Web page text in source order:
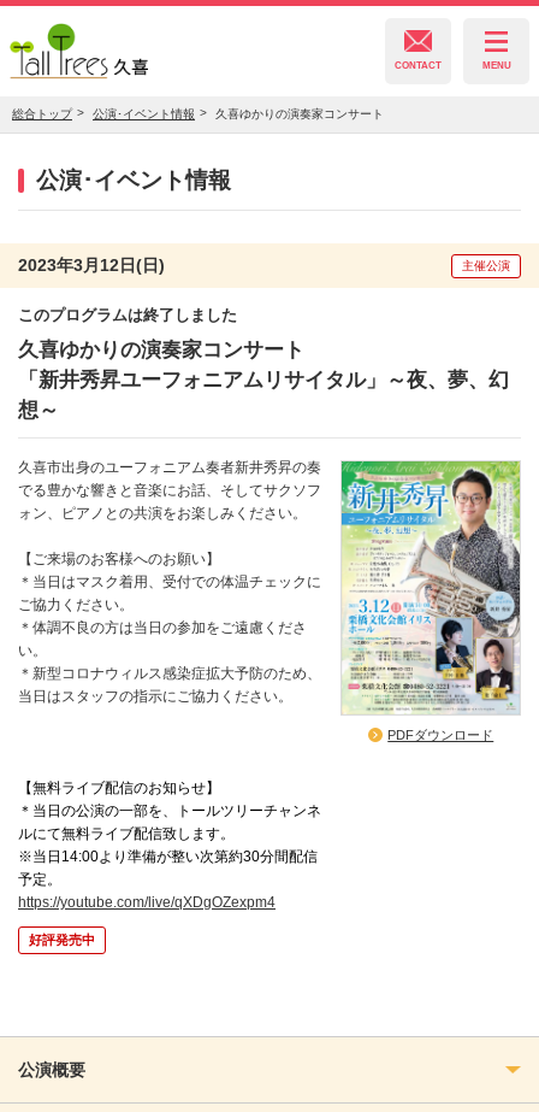
MENU
CONTACT
総合トップ 公演･イベント情報 久喜ゆかりの演奏家コンサート
公演･イベント情報
2023年3月12日(日) 主催公演
このプログラムは終了しました
久喜ゆかりの演奏家コンサート
「新井秀昇ユーフォニアムリサイタル」～夜、夢、幻
想～
久喜市出身のユーフォニアム奏者新井秀昇の奏
でる豊かな響きと音楽にお話、そしてサクソフ
ォン、ピアノとの共演をお楽しみください。
【ご来場のお客様へのお願い】
＊当日はマスク着用、受付での体温チェックに
ご協力ください。
＊体調不良の方は当日の参加をご遠慮くださ
い。
＊新型コロナウィルス感染症拡大予防のため、
当日はスタッフの指示にご協力ください。
【無料ライブ配信のお知らせ】
＊当日の公演の一部を、トールツリーチャンネ
ルにて無料ライブ配信致します。
※当日14:00より準備が整い次第約30分間配信
予定。
https://youtube.com/live/qXDgOZexpm4
好評発売中
PDFダウンロード
公演概要
久喜総合文化会館
栗橋文化会館